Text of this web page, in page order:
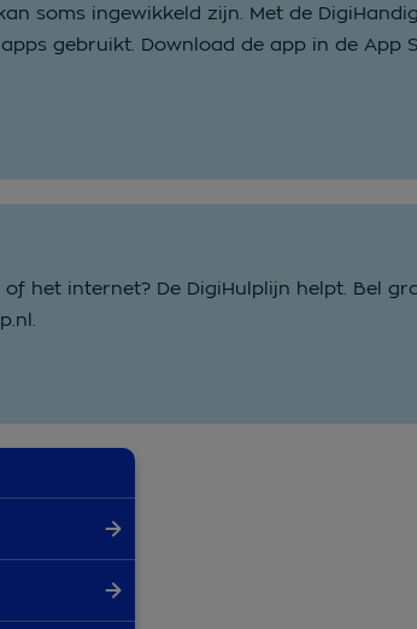
soms ingewikkeld zijn. Met de
gebruikt. Download de app in de App
het internet? De DigiHulplijn helpt. Bel